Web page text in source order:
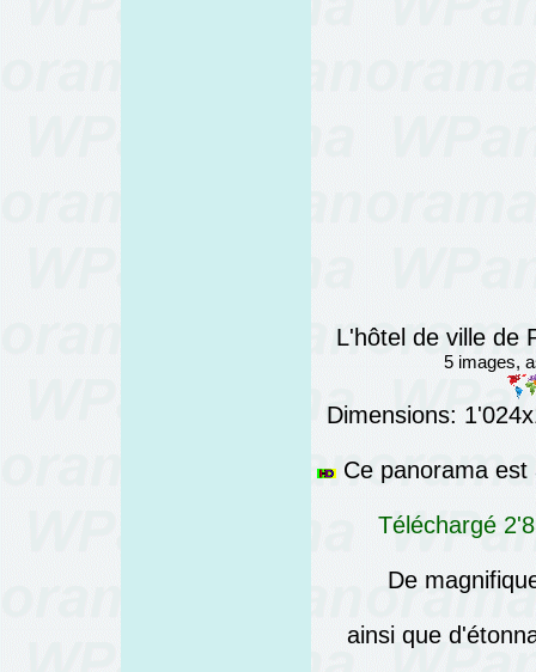
L'hôtel de ville de
5 images,
Dimensions:
Ce panorama est
Téléchargé
De
ainsi que